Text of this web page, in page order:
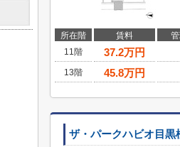
所在階 賃料
11階
37.2万円
13階 45.8万円
ザ・パークハビオ目黒